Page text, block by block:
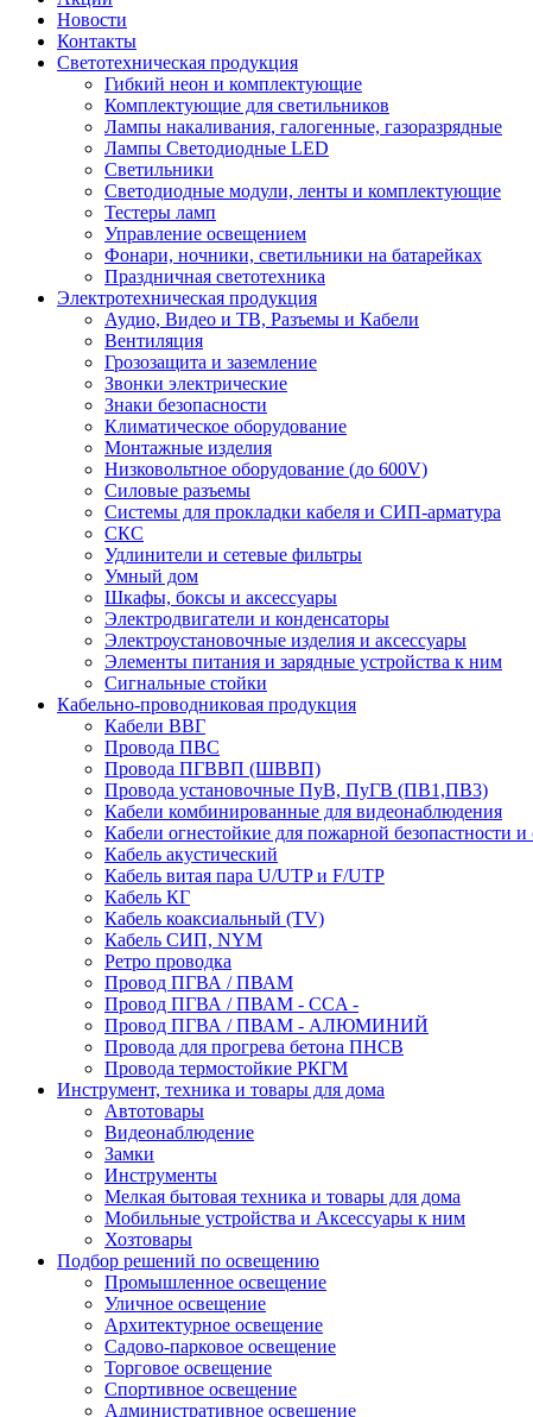
Новости
Контакты
Светотехническая продукция
Гибкий неон и комплектующие
Комплектующие для светильников
Лампы накаливания, галогенные, газоразрядные
Лампы Светодиодные LED
Светильники
Светодиодные модули, ленты и комплектующие
Тестеры ламп
Управление освещением
Фонари, ночники, светильники на батарейках
Праздничная светотехника
Электротехническая продукция
Аудио, Видео и ТВ, Разъемы и Кабели
Вентиляция
Грозозащита и заземление
Звонки электрические
Знаки безопасности
Климатическое оборудование
Монтажные изделия
Низковольтное оборудование (до 600V)
Силовые разъемы
Системы для прокладки кабеля и СИП-арматура
СКС
Удлинители и сетевые фильтры
Умный дом
Шкафы, боксы и аксессуары
Электродвигатели и конденсаторы
Электроустановочные изделия и аксессуары
Элементы питания и зарядные устройства к ним
Сигнальные стойки
Кабельно-проводниковая продукция
Кабели ВВГ
Провода ПВС
Провода ПГВВП (ШВВП)
Провода установочные ПуВ, ПуГВ (ПВ1,ПВ3)
Кабели комбинированные для видеонаблюдения
Кабели огнестойкие для пожарной безопастности и
Кабель акустический
Кабель витая пара U/UTP и F/UTP
Кабель КГ
Кабель коаксиальный (TV)
Кабель СИП, NYM
Ретро проводка
Провод ПГВА / ПВАМ
Провод ПГВА / ПВАМ - CCA -
Провод ПГВА / ПВАМ - АЛЮМИНИЙ
Провода для прогрева бетона ПНСВ
Провода термостойкие РКГМ
Инструмент, техника и товары для дома
Автотовары
Видеонаблюдение
Замки
Инструменты
Мелкая бытовая техника и товары для дома
Мобильные устройства и Аксессуары к ним
Хозтовары
Подбор решений по освещению
Промышленное освещение
Уличное освещение
Архитектурное освещение
Садово-парковое освещение
Торговое освещение
Спортивное освещение
Административное освещение